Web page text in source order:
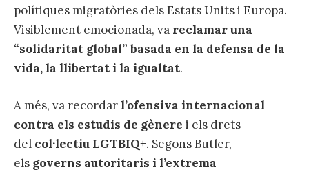
polítiques migratòries dels Estats Units i Europa.
Visiblement emocionada, va reclamar una
“solidaritat global” basada en la defensa de la
vida, la llibertat i la igualtat.
A més, va recordar l’ofensiva internacional
contra els estudis de gènere i els drets
del col·lectiu LGTBIQ+. Segons Butler,
els governs autoritaris i l’extrema